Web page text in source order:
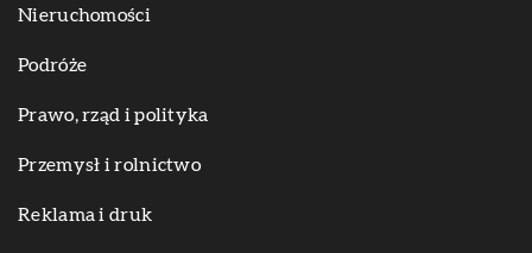
Nieruchomości
Podróże
Prawo, rząd i polityka
Przemysł i rolnictwo
Reklama i druk